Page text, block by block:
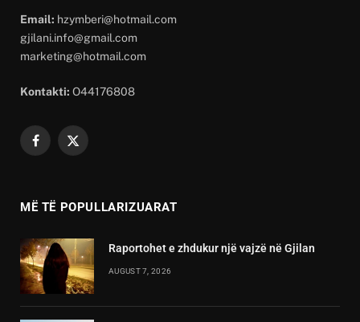
Email: hzymberi@hotmail.com
gjilani.info@gmail.com
marketing@hotmail.com
Kontakti: O44176808
Facebook
X
MË TË POPULLARIZUARAT
Raportohet e zhdukur një vajzë në Gjilan
AUGUST 7, 2026